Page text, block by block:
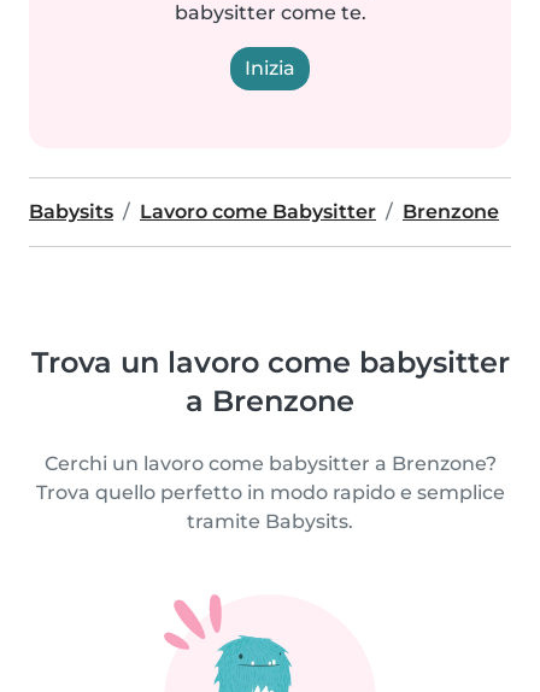
babysitter come te.
Inizia
Babysits Lavoro come Babysitter Brenzone
Trova un lavoro come babysitter
a Brenzone
Cerchi un lavoro come babysitter a Brenzone?
Trova quello perfetto in modo rapido e semplice
tramite Babysits.